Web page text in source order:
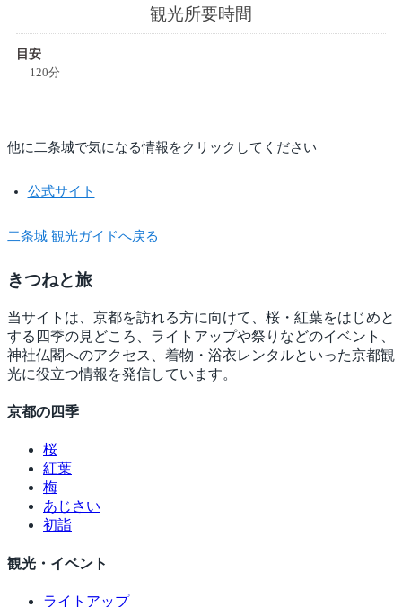
観光所要時間
目安
120分
他に二条城で気になる情報をクリックしてください
公式サイト
二条城 観光ガイドへ戻る
きつねと旅
当サイトは、京都を訪れる方に向けて、桜・紅葉をはじめと
する四季の見どころ、ライトアップや祭りなどのイベント、
神社仏閣へのアクセス、着物・浴衣レンタルといった京都観
光に役立つ情報を発信しています。
京都の四季
桜
紅葉
梅
あじさい
初詣
観光・イベント
ライトアップ